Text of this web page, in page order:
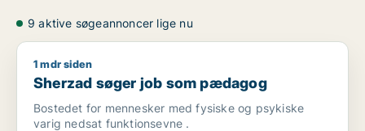
9 aktive søgeannoncer lige nu
Sherzad søger job som pædagog
1 mdr siden
Sherzad søger job som pædagog
Bostedet for mennesker med fysiske og psykiske
varig nedsat funktionsevne .